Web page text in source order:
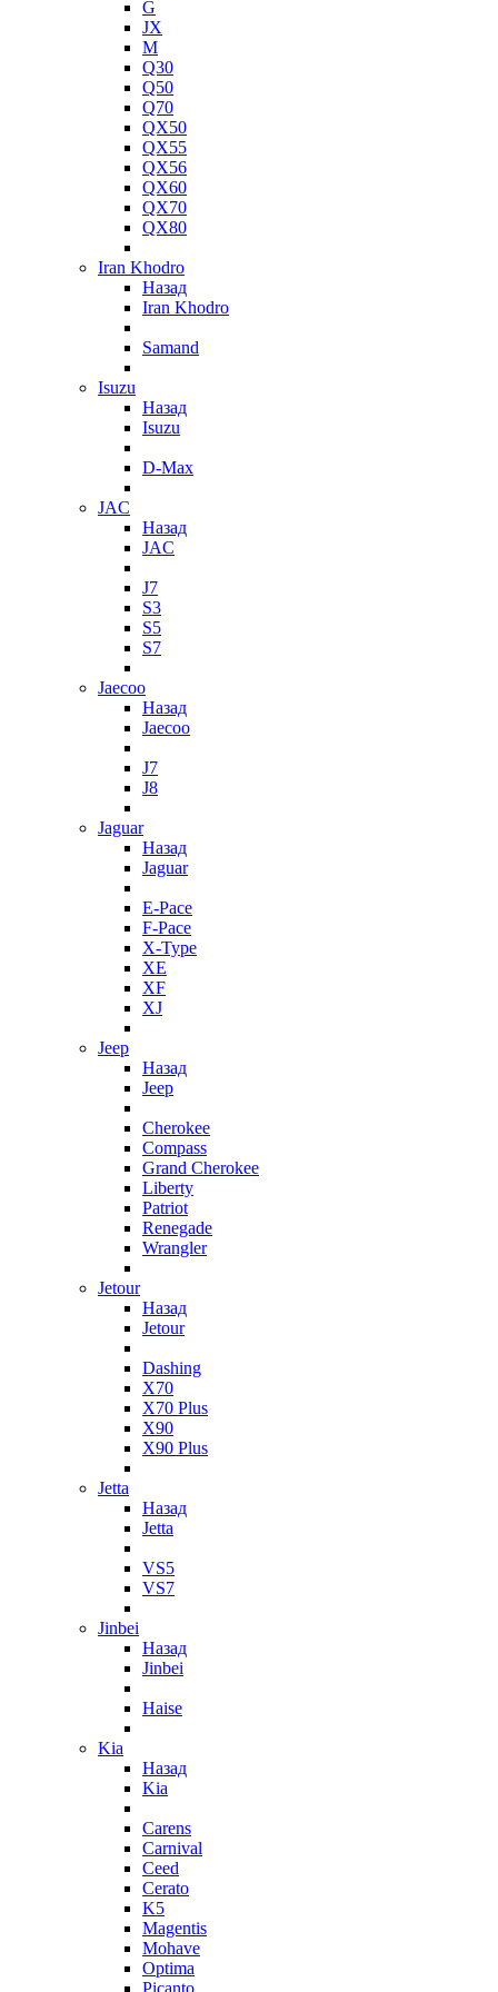
G
JX
M
Q30
Q50
Q70
QX50
QX55
QX56
QX60
QX70
QX80
Iran Khodro
Назад
Iran Khodro
Samand
Isuzu
Назад
Isuzu
D-Max
JAC
Назад
JAC
J7
S3
S5
S7
Jaecoo
Назад
Jaecoo
J7
J8
Jaguar
Назад
Jaguar
E-Pace
F-Pace
X-Type
XE
XF
XJ
Jeep
Назад
Jeep
Cherokee
Compass
Grand Cherokee
Liberty
Patriot
Renegade
Wrangler
Jetour
Назад
Jetour
Dashing
X70
X70 Plus
X90
X90 Plus
Jetta
Назад
Jetta
VS5
VS7
Jinbei
Назад
Jinbei
Haise
Kia
Назад
Kia
Carens
Carnival
Ceed
Cerato
K5
Magentis
Mohave
Optima
Picanto